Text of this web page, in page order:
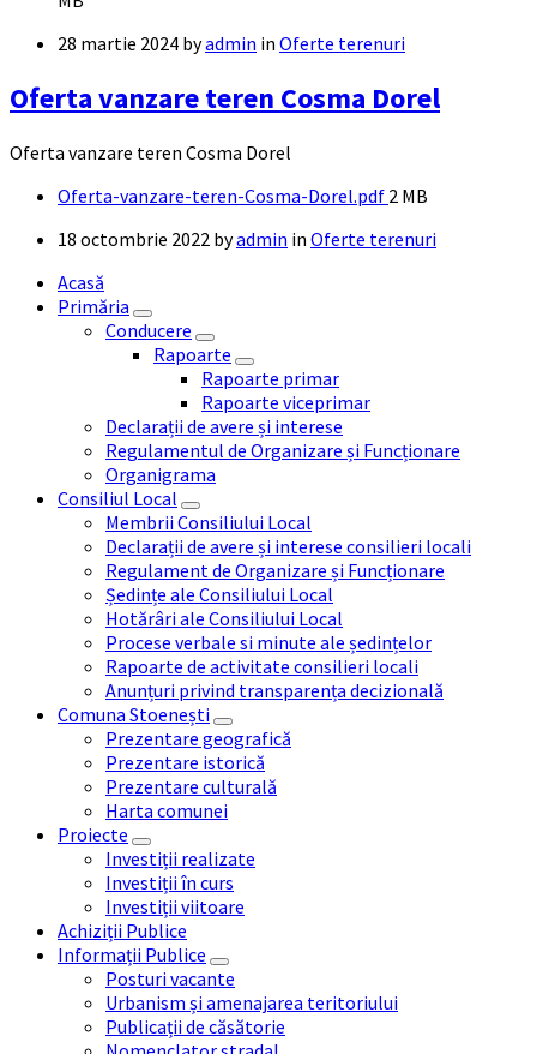
28 martie 2024 byadmin in Oferte terenuri
Oferta vanzare teren Cosma Dorel
Oferta vanzare teren Cosma Dorel
Documente
Oferta-vanzare-teren-Cosma-Dorel.pdf File
2 MB
18 octombrie 2022 byadmin in Oferte terenuri
Acasă
Primăria
Conducere
Rapoarte
Rapoarte primar
Rapoarte viceprimar
Declarații de avere și interese
Regulamentul de Organizare și Funcționare
Organigrama
Consiliul Local
Membrii Consiliului Local
Declarații de avere și interese consilieri locali
Regulament de Organizare și Funcționare
Ședințe ale Consiliului Local
Hotărâri ale Consiliului Local
Procese verbale si minute ale ședințelor
Rapoarte de activitate consilieri locali
Anunțuri privind transparența decizională
Comuna Stoenești
Prezentare geografică
Prezentare istorică
Prezentare culturală
Harta comunei
Proiecte
Investiții realizate
Investiții în curs
Investiții viitoare
Achiziții Publice
Informații Publice
Posturi vacante
Urbanism și amenajarea teritoriului
Publicații de căsătorie